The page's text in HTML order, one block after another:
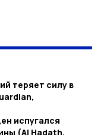
теряет силу в
испугался
(Al Hadath,